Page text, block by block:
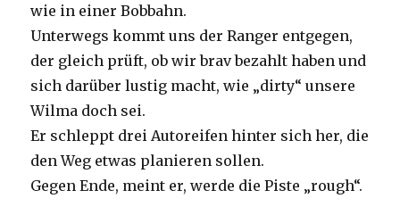
wie in einer Bobbahn.
Unterwegs kommt uns der Ranger entgegen,
der gleich prüft, ob wir brav bezahlt haben und
sich darüber lustig macht, wie „dirty“ unsere
Wilma doch sei.
Er schleppt drei Autoreifen hinter sich her, die
den Weg etwas planieren sollen.
Gegen Ende, meint er, werde die Piste „rough“.